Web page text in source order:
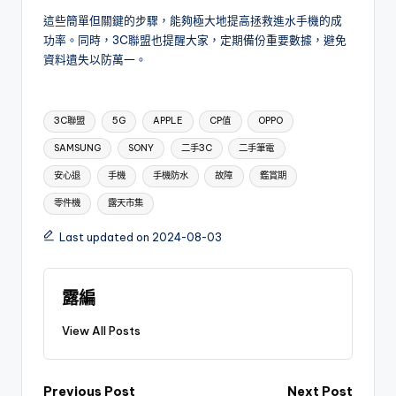
這些簡單但關鍵的步驟，能夠極大地提高拯救進水手機的成
功率。同時，3C聯盟也提醒大家，定期備份重要數據，避免
資料遺失以防萬一。
Tags:
3C聯盟 5G APPLE CP值 OPPO
SAMSUNG SONY 二手3C 二手筆電
安心退 手機 手機防水 故障 鑑賞期
零件機 露天市集
Last updated on 2024-08-03
露編
View All Posts
Previous Post Next Post